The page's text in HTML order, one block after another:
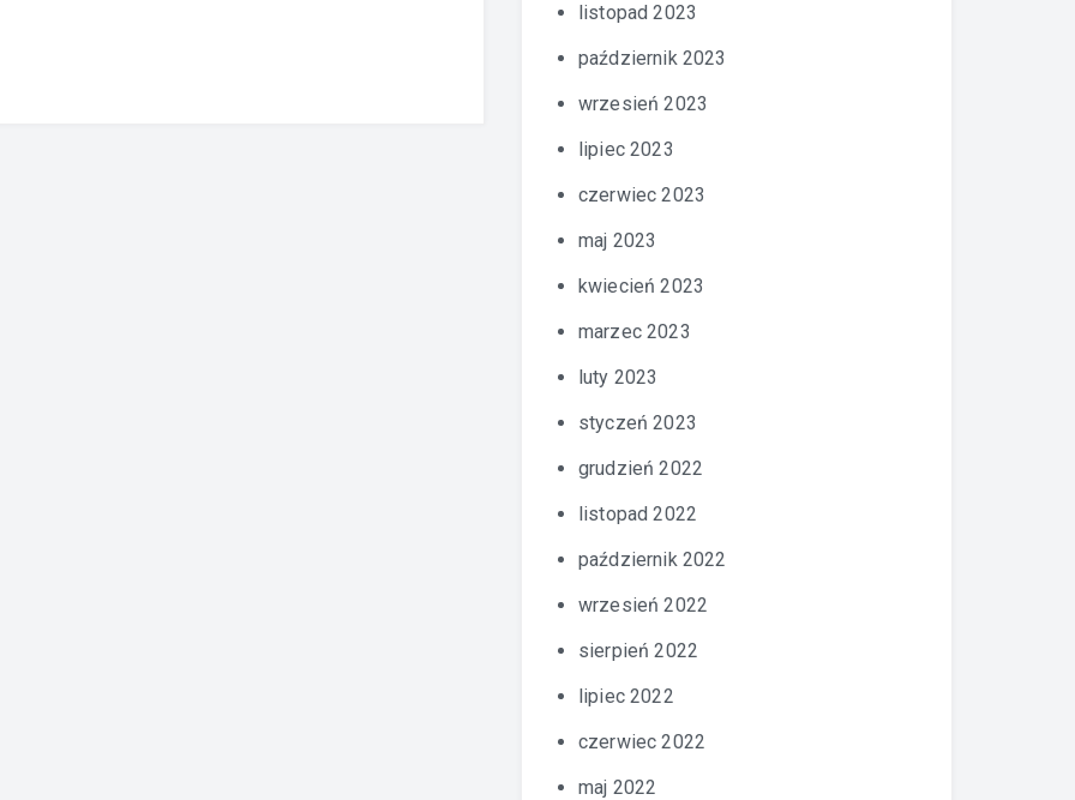
listopad 2023
październik 2023
wrzesień 2023
lipiec 2023
czerwiec 2023
maj 2023
kwiecień 2023
marzec 2023
luty 2023
styczeń 2023
grudzień 2022
listopad 2022
październik 2022
wrzesień 2022
sierpień 2022
lipiec 2022
czerwiec 2022
maj 2022